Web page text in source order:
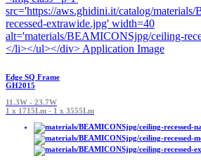
Edge SQ Frame
GH2015
11.3W - 23.7W
1 x 1715Lm - 1 x 3555Lm